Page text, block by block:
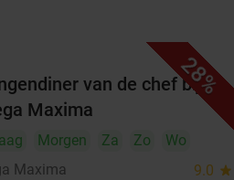
28%
van de chef bij
Maxima
Morgen Za Zo
Wo
Maxima
9.0 star